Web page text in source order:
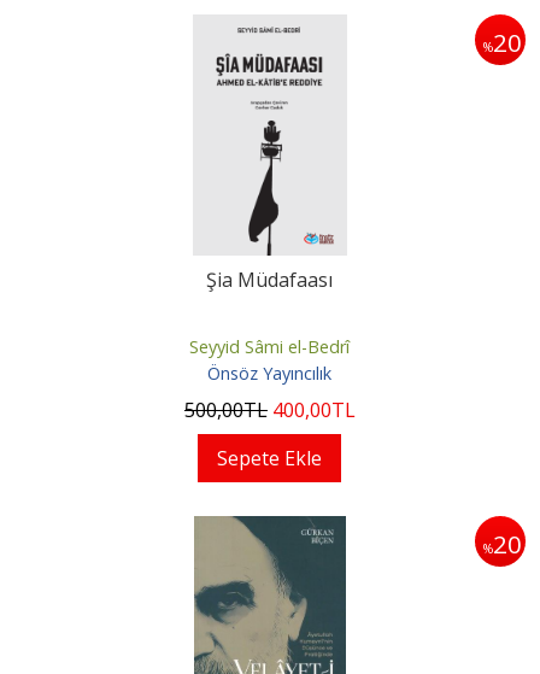
%20
Şia Müdafaası
Seyyid Sâmi el-Bedrî
Önsöz Yayıncılık
500,00TL 400,00TL
Sepete Ekle
%20